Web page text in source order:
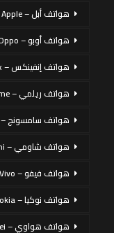
هواتف أبل – Apple
هواتف أوبو – Oppo
هواتف إنفينكس – Infinix
هواتف ريلمي – Realme
هواتف سامسونج – Samsung
هواتف شاومي – Xiaomi
هواتف فيفو – Vivo
هواتف نوكيا – Nokia
هواتف هواوي – Huawei